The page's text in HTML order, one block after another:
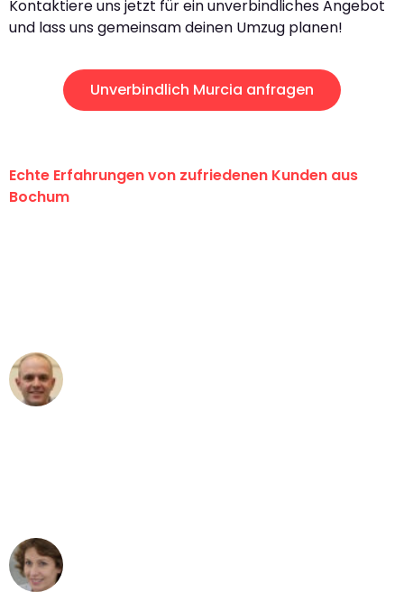
Kontaktiere uns jetzt für ein unverbindliches Angebot
und lass uns gemeinsam deinen Umzug planen!
Unverbindlich Murcia anfragen
Echte Erfahrungen von zufriedenen Kunden aus
Bochum